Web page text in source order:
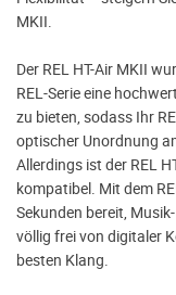
MKII.
Der REL HT-Air MKII
REL-Serie eine
zu bieten, sodass Ihr
optischer Unordnung
Allerdings ist der REL
kompatibel. Mit dem
Sekunden bereit,
völlig frei von digitaler
besten Klang.